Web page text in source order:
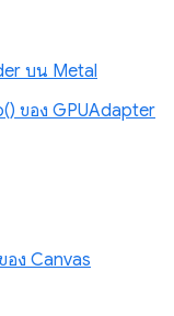
บน Metal
ของ GPUAdapter
อง Canvas